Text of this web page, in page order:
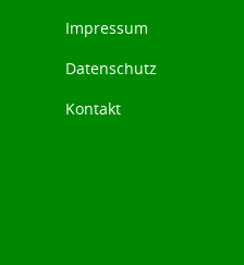
Impressum
Datenschutz
Kontakt